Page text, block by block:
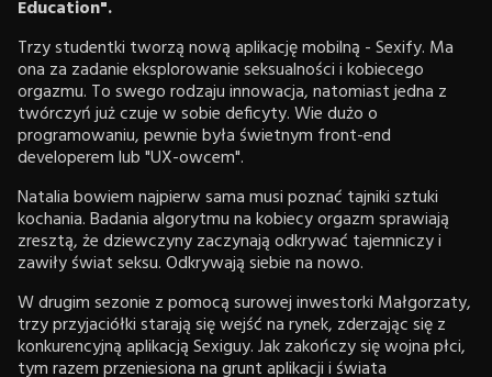
Education".
Trzy studentki tworzą nową aplikację mobilną - Sexify. Ma
ona za zadanie eksplorowanie seksualności i kobiecego
orgazmu. To swego rodzaju innowacja, natomiast jedna z
twórczyń już czuje w sobie deficyty. Wie dużo o
programowaniu, pewnie była świetnym front-end
developerem lub "UX-owcem".
Natalia bowiem najpierw sama musi poznać tajniki sztuki
kochania. Badania algorytmu na kobiecy orgazm sprawiają
zresztą, że dziewczyny zaczynają odkrywać tajemniczy i
zawiły świat seksu. Odkrywają siebie na nowo.
W drugim sezonie z pomocą surowej inwestorki Małgorzaty,
trzy przyjaciółki starają się wejść na rynek, zderzając się z
konkurencyjną aplikacją Sexiguy. Jak zakończy się wojna płci,
tym razem przeniesiona na grunt aplikacji i świata